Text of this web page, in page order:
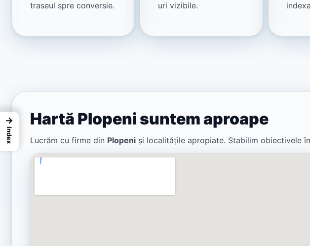
traseul spre conversie.
uri vizibile.
Hartă Plopeni suntem aproape
Lucrăm cu firme din Plopeni și localitățile apropiate. Stabilim obiectivele
→
Index